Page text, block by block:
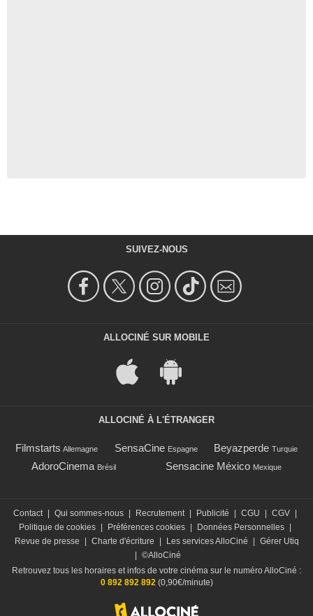
SUIVEZ-NOUS
ALLOCINÉ SUR MOBILE
ALLOCINÉ À L'ÉTRANGER
Filmstarts Allemagne SensaCine Espagne Beyazperde Turquie
AdoroCinema Brésil Sensacine México Mexique
Contact Qui sommes-nous Recrutement Publicité CGU CGV
Politique de cookies
Préférences cookies Données Personnelles
Revue de presse
Charte d'écriture Les services AlloCiné
Gérer Utiq
©AlloCiné
Retrouvez tous les horaires et infos de votre cinéma sur le numéro AlloCiné :
0 892 892 892(0,90€/minute)